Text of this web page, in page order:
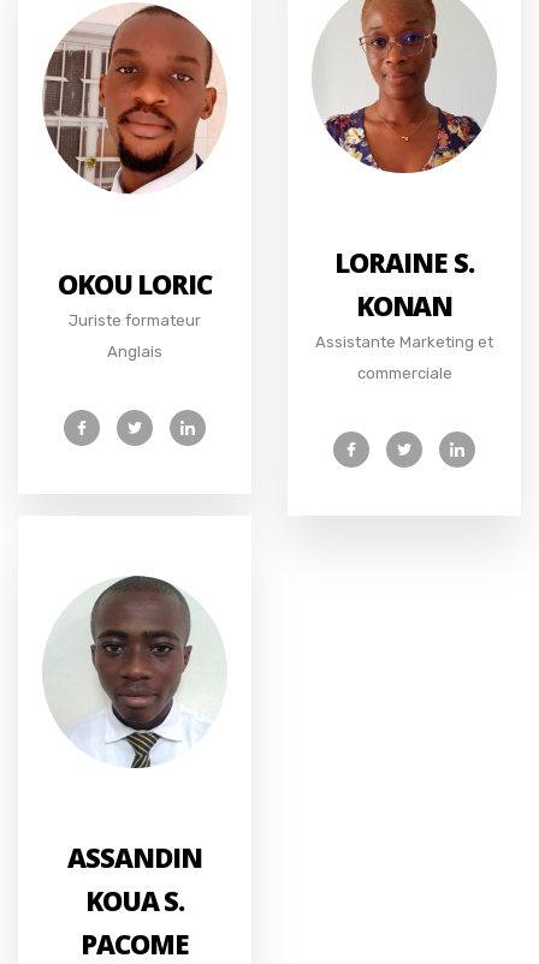
OKOU LORIC
Juriste formateur
Anglais
LORAINE S.
KONAN
Assistante Marketing et
commerciale
ASSANDIN
KOUA S.
PACOME